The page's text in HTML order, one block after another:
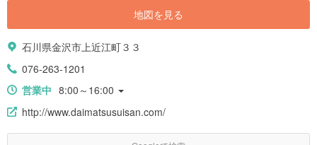
地図を見る
石川県金沢市上近江町３３
076-263-1201
営業中 8:00～16:00
http://www.daimatsusuisan.com/